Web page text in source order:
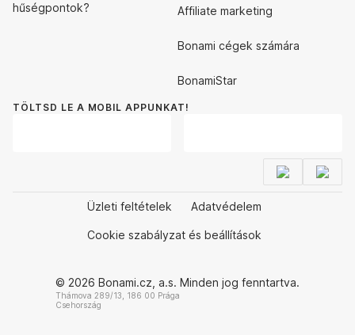
hűségpontok?
Affiliate marketing
Bonami cégek számára
BonamiStar
TÖLTSD LE A MOBIL APPUNKAT!
Üzleti feltételek Adatvédelem
Cookie szabályzat és beállítások
© 2026 Bonami.cz, a.s. Minden jog fenntartva.
Thámova 289/13, 186 00 Prága
Csehország